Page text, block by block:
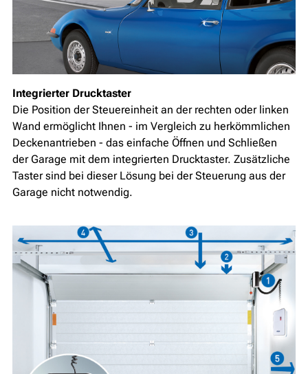
Integrierter Drucktaster
Die Position der Steuereinheit an der rechten oder linken
Wand ermöglicht Ihnen - im Vergleich zu herkömmlichen
Deckenantrieben - das einfache Öffnen und Schließen
der Garage mit dem integrierten Drucktaster. Zusätzliche
Taster sind bei dieser Lösung bei der Steuerung aus der
Garage nicht notwendig.